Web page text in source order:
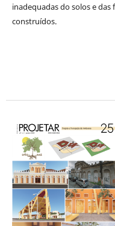
inadequadas do solos e das
construídos.